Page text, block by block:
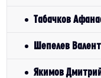
Табачков
Шепелев
Якимов